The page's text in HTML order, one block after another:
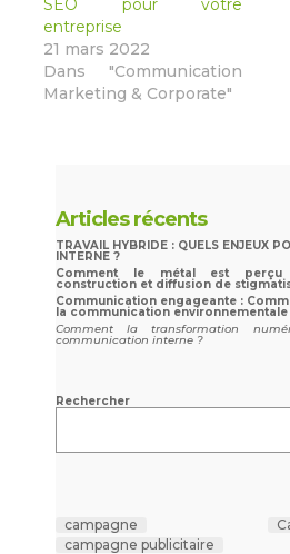
SEO pour votre
entreprise
21 mars 2022
Dans "Communication
Marketing & Corporate"
Articles récents
TRAVAIL HYBRIDE : QUELS ENJEUX
INTERNE ?
Comment le métal est
construction et diffusion de
Communication engageante :
la communication environnementale
Comment la transformation
communication interne ?
Rechercher
campagne
campagne publicitaire